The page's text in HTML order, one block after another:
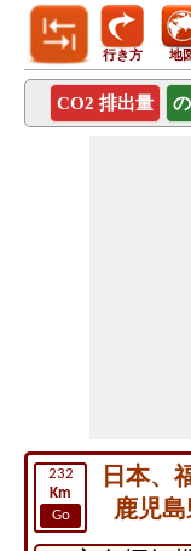
行き方 地
CO2 排出量
232
Km
Go
日本、
鹿児